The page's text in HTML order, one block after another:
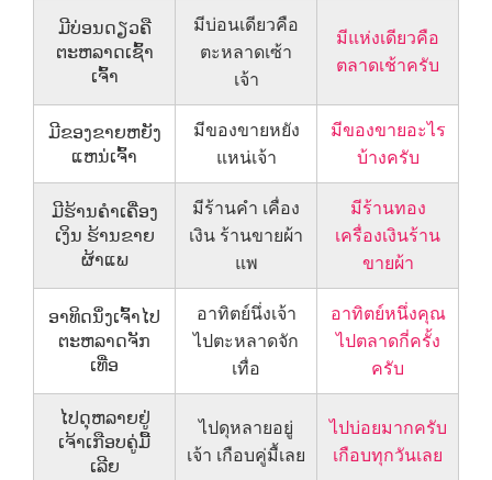
ມີບ່ອນດຽວຄື
ຕະຫລາດເຊົ້າ
ເຈົ້າ
มีบ่อนเดียวคือ
ตะหลาดเซ้า
เจ้า
มีแห่งเดียวคือ
ตลาดเช้าครับ
ມີຂອງຂາຍຫຍັງ
ແຫນ່ເຈົ້າ
มีของขายหยัง
แหน่เจ้า
มีของขายอะไร
บ้างครับ
ມີຮ້ານຄຳເຄື່ອງ
ເງິນ ຮ້ານຂາຍ
ຜ້າແພ
มีร้านคำ เคื่อง
เงิน ร้านขายผ้า
แพ
มีร้านทอง
เครื่องเงินร้าน
ขายผ้า
ອາທິດນຶ່ງເຈົ້າໄປ
ຕະຫລາດຈັກ
ເທື່ອ
อาทิตย์นึ่งเจ้า
ไปตะหลาดจัก
เทื่อ
อาทิตย์หนึ่งคุณ
ไปตลาดกี่ครั้ง
ครับ
ໄປດຸຫລາຍຢູ່
ເຈ້າເກືອບຄູ່ມື້
ເລີຍ
ไปดุหลายอยู่
เจ้า เกือบคู่มื้เลย
ไปบ่อยมากครับ
เกือบทุกวันเลย